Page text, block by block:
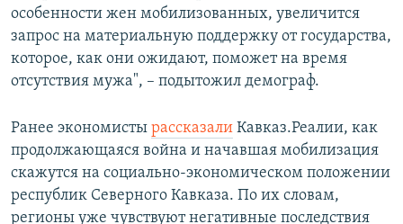
особенности жен мобилизованных, увеличится
запрос на материальную поддержку от государства,
которое, как они ожидают, поможет на время
отсутствия мужа", – подытожил демограф.
Ранее экономисты рассказали Кавказ.Реалии, как
продолжающаяся война и начавшая мобилизация
скажутся на социально-экономическом положении
республик Северного Кавказа. По их словам,
регионы уже чувствуют негативные последствия